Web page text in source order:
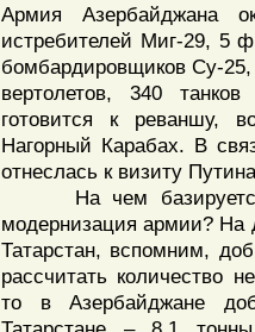
Армия Азербайджана
истребителей Миг-29, 5
бомбардировщиков Су-25,
вертолетов, 340
готовится к реваншу,
Нагорный Карабах. В
отнеслась к визиту
На чем базируется
модернизация армии? На
Татарстан, вспомним,
рассчитать количество
то в Азербайджане